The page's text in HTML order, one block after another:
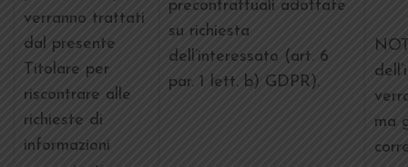
verranno trattati
dal presente
Titolare per
riscontrare alle
richieste di
informazioni
precontrattuali adottate
su richiesta
dell’interessato (art. 6
par. 1 lett. b) GDPR).
ma